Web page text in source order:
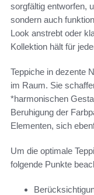
sorgfältig entworfen,
sondern auch
Look anstrebt oder
Kollektion hält für
Teppiche in dezente
im Raum. Sie
*harmonischen
Beruhigung der
Elementen, sich
Um die optimale
folgende Punkte